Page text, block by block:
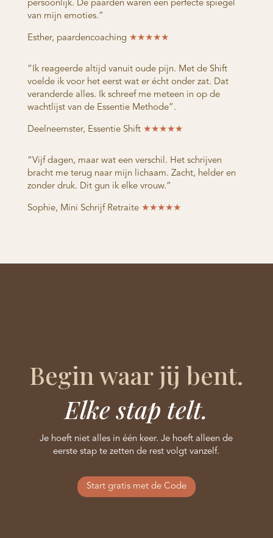
persoonlijk. De paarden waren een perfecte spiegel
van mijn emoties.”
Esther, paardencoaching ★★★★★
“Ik reageerde altijd vanuit oude pijn. Met de Shift
voelde ik voor het eerst wat er écht onder zat. Dat
veranderde alles. Ik schreef me meteen in op de
wachtlijst van de Essentie Methode”.
Deelneemster, Essentie Shift ★★★★★
“Vijf dagen, maar wat een verschil. Het schrijven
bracht me terug naar mijn lichaam. Zacht, helder en
zonder druk. Dit gun ik elke vrouw.”
Sophie, Mini Schrijf Retraite ★★★★★
Begin waar jij bent.
Elke stap telt.
Je hoeft niet alles in één keer. Je hoeft alleen de
eerste stap te zetten de rest volgt vanzelf.
Start gratis met de Code